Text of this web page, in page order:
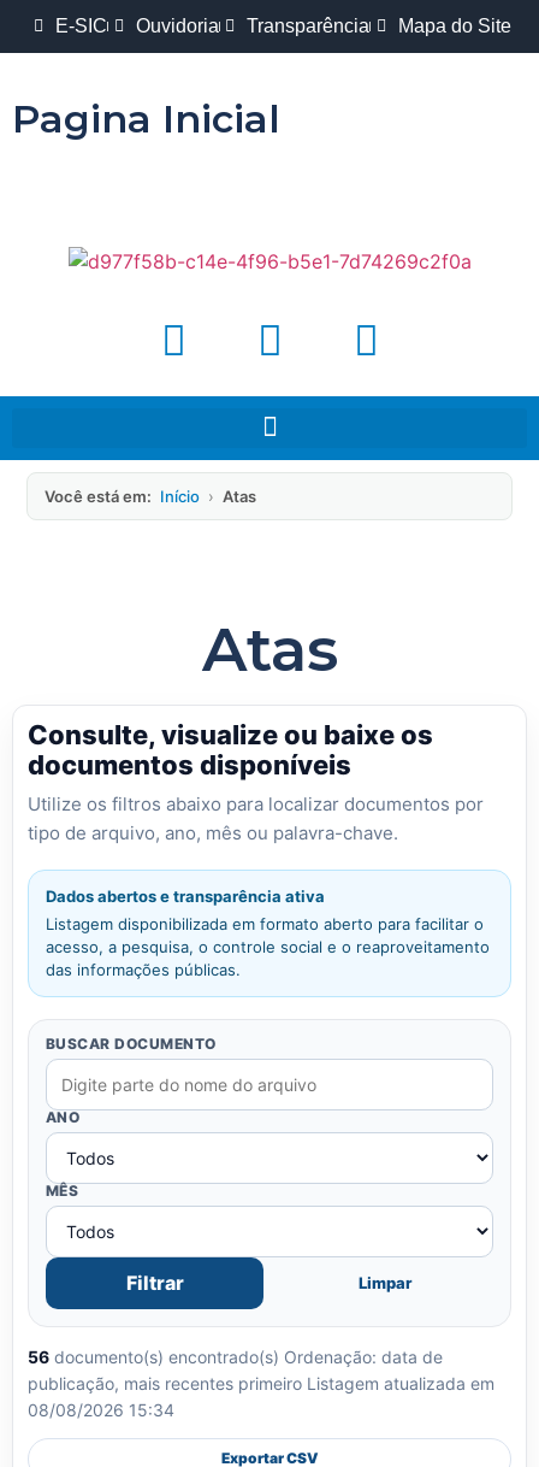
E-SIC Ouvidoria Transparência Mapa do Site
Pagina Inicial
Você está em: Início › Atas
Atas
Consulte, visualize ou baixe os
documentos disponíveis
Utilize os filtros abaixo para localizar documentos por
tipo de arquivo, ano, mês ou palavra-chave.
Dados abertos e transparência ativa
Listagem disponibilizada em formato aberto para facilitar o
acesso, a pesquisa, o controle social e o reaproveitamento
das informações públicas.
BUSCAR DOCUMENTO
ANO
MÊS
Filtrar Limpar
56 documento(s) encontrado(s) Ordenação: data de
publicação, mais recentes primeiro Listagem atualizada em
08/08/2026 15:34
Exportar CSV